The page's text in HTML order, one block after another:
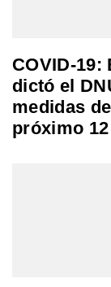
COVID-
dictó el
medidas
próximo